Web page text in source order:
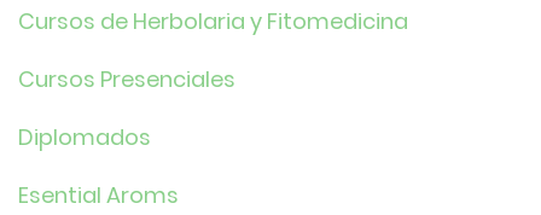
Cursos de Herbolaria y Fitomedicina
Cursos Presenciales
Diplomados
Esential Aroms